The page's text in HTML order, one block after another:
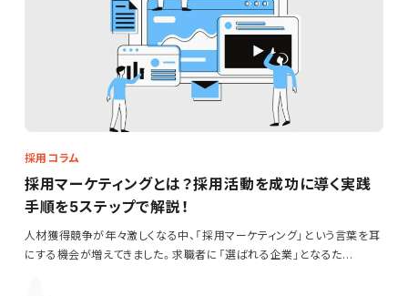
採用コラム
採用マーケティングとは？採用活動を成功に導く実践
手順を5ステップで解説！
人材獲得競争が年々激しくなる中、「採用マーケティング」という言葉を耳
にする機会が増えてきました。求職者に「選ばれる企業」となるた…